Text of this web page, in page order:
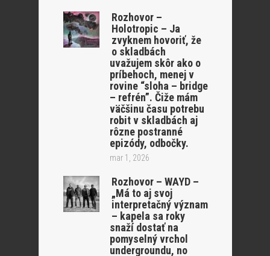
Rozhovor –
Holotropic – Ja
zvyknem hovoriť, že
o skladbách
uvažujem skôr ako o
príbehoch, menej v
rovine “sloha – bridge
– refrén”. Čiže mám
väčšinu času potrebu
robit v skladbách aj
rôzne postranné
epizódy, odbočky.
mar 1, 2026
Rozhovor – WAYD –
„Má to aj svoj
interpretačný význam
– kapela sa roky
snaží dostať na
pomyselný vrchol
undergroundu, no